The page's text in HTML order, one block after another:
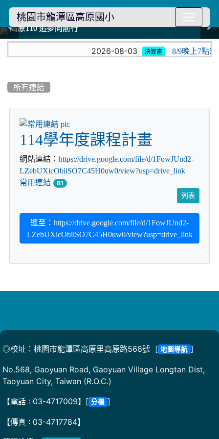
桃園市龍潭區高原國小
114學年度模範生
114學年度模範生
高原110 追夢向前行
高原110 追夢向前行
橄欖樹群
橄欖樹群
:::
2026-08-03 決算書 8/9晚上7點
所有連結
title:常用連結
114學年度課程計畫
網站連結： https://drive.google.com/file/d/1FowJUnd2-
LZebUXicObiiSO7C45H0uw0/view?usp=drive_link
常用連結
81
列表
連至：https://drive.google.com/file/d/1FowJUnd2-
LZebUXicObiiSO7C45H0uw0/view?usp=drive_link
◎校址：桃園市龍潭區高原里高原路568號 [ 地圖導航 ]
No.568, Gaoyuan Road, Gaoyuan Village Longtan Dist,
Taoyuan City, Taiwan (R.O.C.)
【電話 : 03-4717009】[ 分機 ]
【傳真 : 03-4717784】